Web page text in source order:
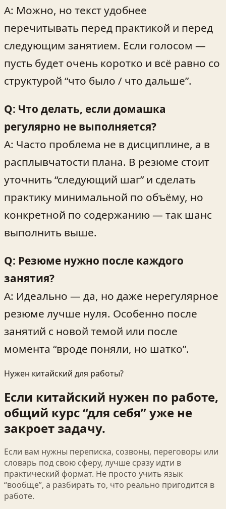
A: Можно, но текст удобнее
перечитывать перед практикой и перед
следующим занятием. Если голосом —
пусть будет очень коротко и всё равно со
структурой “что было / что дальше”.
Q: Что делать, если домашка
регулярно не выполняется?
A: Часто проблема не в дисциплине, а в
расплывчатости плана. В резюме стоит
уточнить “следующий шаг” и сделать
практику минимальной по объёму, но
конкретной по содержанию — так шанс
выполнить выше.
Q: Резюме нужно после каждого
занятия?
A: Идеально — да, но даже нерегулярное
резюме лучше нуля. Особенно после
занятий с новой темой или после
момента “вроде поняли, но шатко”.
Нужен китайский для работы?
Если китайский нужен по работе,
общий курс “для себя” уже не
закроет задачу.
Если вам нужны переписка, созвоны, переговоры или
словарь под свою сферу, лучше сразу идти в
практический формат. Не просто учить язык
“вообще”, а разбирать то, что реально пригодится в
работе.